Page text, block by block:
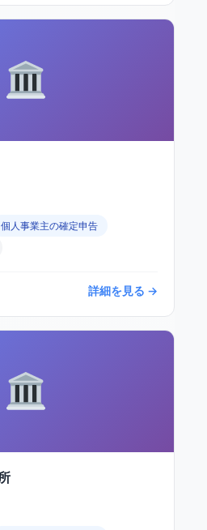
個人事業主の確定申告
詳細を見る →